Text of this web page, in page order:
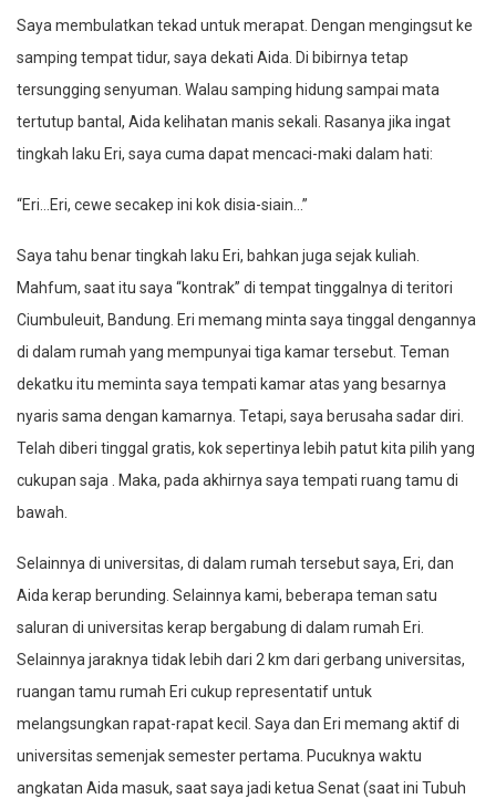
Saya membulatkan tekad untuk merapat. Dengan mengingsut ke
samping tempat tidur, saya dekati Aida. Di bibirnya tetap
tersungging senyuman. Walau samping hidung sampai mata
tertutup bantal, Aida kelihatan manis sekali. Rasanya jika ingat
tingkah laku Eri, saya cuma dapat mencaci-maki dalam hati:
“Eri…Eri, cewe secakep ini kok disia-siain…”
Saya tahu benar tingkah laku Eri, bahkan juga sejak kuliah.
Mahfum, saat itu saya “kontrak” di tempat tinggalnya di teritori
Ciumbuleuit, Bandung. Eri memang minta saya tinggal dengannya
di dalam rumah yang mempunyai tiga kamar tersebut. Teman
dekatku itu meminta saya tempati kamar atas yang besarnya
nyaris sama dengan kamarnya. Tetapi, saya berusaha sadar diri.
Telah diberi tinggal gratis, kok sepertinya lebih patut kita pilih yang
cukupan saja . Maka, pada akhirnya saya tempati ruang tamu di
bawah.
Selainnya di universitas, di dalam rumah tersebut saya, Eri, dan
Aida kerap berunding. Selainnya kami, beberapa teman satu
saluran di universitas kerap bergabung di dalam rumah Eri.
Selainnya jaraknya tidak lebih dari 2 km dari gerbang universitas,
ruangan tamu rumah Eri cukup representatif untuk
melangsungkan rapat-rapat kecil. Saya dan Eri memang aktif di
universitas semenjak semester pertama. Pucuknya waktu
angkatan Aida masuk, saat saya jadi ketua Senat (saat ini Tubuh